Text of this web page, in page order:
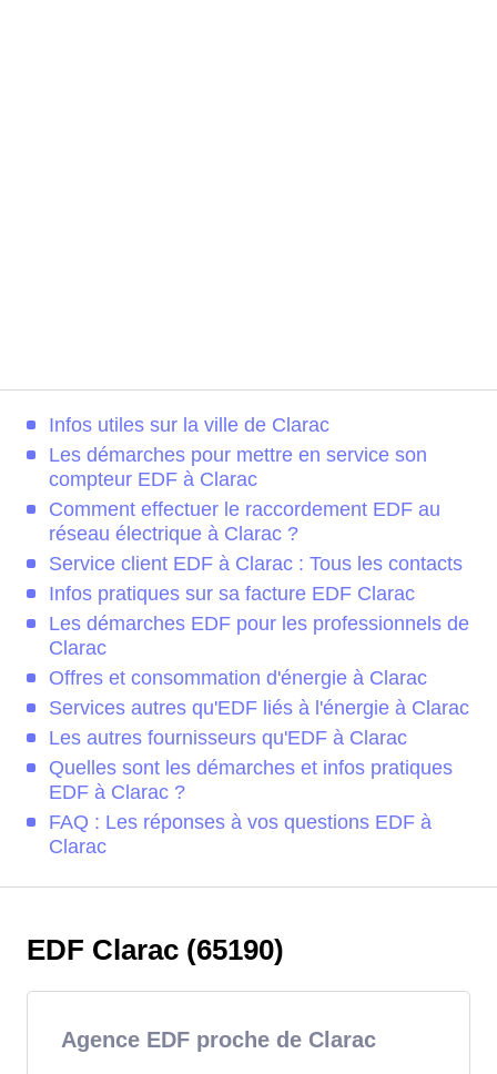
Infos utiles sur la ville de Clarac
Les démarches pour mettre en service son
compteur EDF à Clarac
Comment effectuer le raccordement EDF au
réseau électrique à Clarac ?
Service client EDF à Clarac : Tous les contacts
Infos pratiques sur sa facture EDF Clarac
Les démarches EDF pour les professionnels de
Clarac
Offres et consommation d'énergie à Clarac
Services autres qu'EDF liés à l'énergie à Clarac
Les autres fournisseurs qu'EDF à Clarac
Quelles sont les démarches et infos pratiques
EDF à Clarac ?
FAQ : Les réponses à vos questions EDF à
Clarac
EDF Clarac (65190)
Agence EDF proche de Clarac